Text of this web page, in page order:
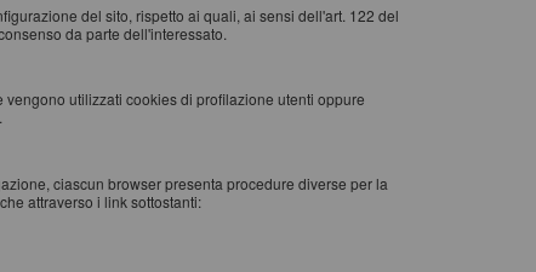
del sito, rispetto ai quali, ai sensi dell'art. 122 del
da parte dell'interessato.
utilizzati cookies di profilazione utenti oppure
ciascun browser presenta procedure diverse per la
attraverso i link sottostanti: